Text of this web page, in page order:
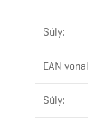
Súly:
EAN
Súly: